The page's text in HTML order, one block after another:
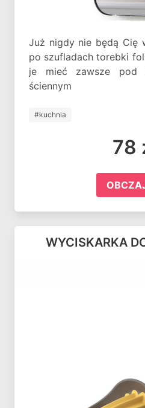
Już nigdy nie będą Cię
po szufladach torebki
je mieć zawsze pod
ściennym
#kuchnia
78
WYCISKARKA